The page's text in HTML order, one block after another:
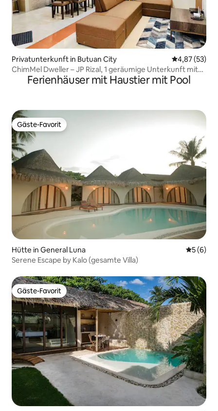
Privatunterkunft in Butuan City
4,87 (53)
ChimMel Dweller – JP Rizal, 1 geräumige Unterkunft mit
Solarstrom
Ferienhäuser mit Haustier mit Pool
Gäste-Favorit
Gäste-Favorit
Hütte in General Luna
5 (6)
Serene Escape by Kalo (gesamte Villa)
Gäste-Favorit
Gäste-Favorit